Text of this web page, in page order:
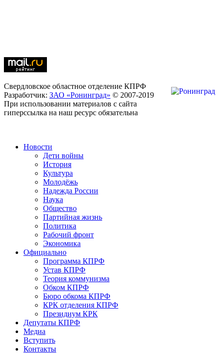
Свердловское областное отделение КПРФ
Разработчик: ЗАО «Ронинград» © 2007-2019
При использовании материалов с сайта
гиперссылка на наш ресурс обязательна
Новости
Дети войны
История
Культура
Молодёжь
Надежда России
Наука
Общество
Партийная жизнь
Политика
Рабочий фронт
Экономика
Официально
Программа КПРФ
Устав КПРФ
Теория коммунизма
Обком КПРФ
Бюро обкома КПРФ
КРК отделения КПРФ
Президиум КРК
Депутаты КПРФ
Медиа
Вступить
Контакты